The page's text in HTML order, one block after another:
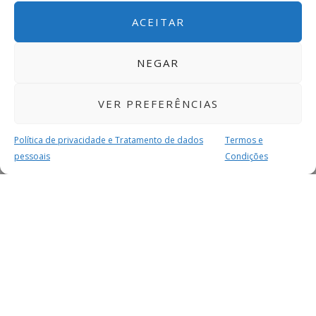
ACEITAR
NEGAR
VER PREFERÊNCIAS
Política de privacidade e Tratamento de dados
pessoais
Termos e
Condições